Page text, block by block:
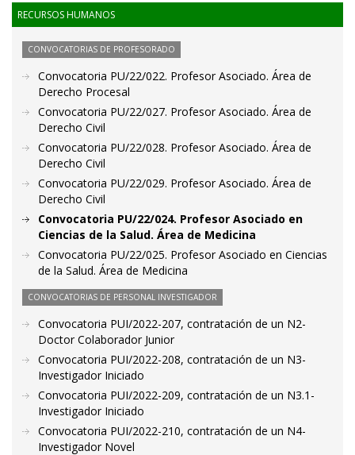
RECURSOS HUMANOS
CONVOCATORIAS DE PROFESORADO
Convocatoria PU/22/022. Profesor Asociado. Área de
Derecho Procesal
Convocatoria PU/22/027. Profesor Asociado. Área de
Derecho Civil
Convocatoria PU/22/028. Profesor Asociado. Área de
Derecho Civil
Convocatoria PU/22/029. Profesor Asociado. Área de
Derecho Civil
Convocatoria PU/22/024. Profesor Asociado en
Ciencias de la Salud. Área de Medicina
Convocatoria PU/22/025. Profesor Asociado en Ciencias
de la Salud. Área de Medicina
CONVOCATORIAS DE PERSONAL INVESTIGADOR
Convocatoria PUI/2022-207, contratación de un N2-
Doctor Colaborador Junior
Convocatoria PUI/2022-208, contratación de un N3-
Investigador Iniciado
Convocatoria PUI/2022-209, contratación de un N3.1-
Investigador Iniciado
Convocatoria PUI/2022-210, contratación de un N4-
Investigador Novel